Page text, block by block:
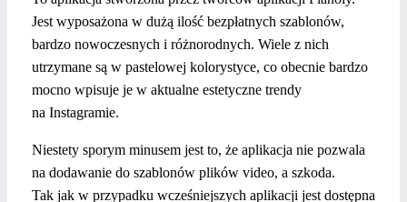
Jest wyposażona w dużą ilość bezpłatnych szablonów,
bardzo nowoczesnych i różnorodnych. Wiele z nich
utrzymane są w pastelowej kolorystyce, co obecnie bardzo
mocno wpisuje je w aktualne estetyczne trendy
na Instagramie.
Niestety sporym minusem jest to, że aplikacja nie pozwala
na dodawanie do szablonów plików video, a szkoda.
Tak jak w przypadku wcześniejszych aplikacji jest dostępna